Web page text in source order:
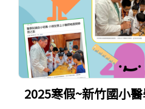
2025寒假~新竹國小